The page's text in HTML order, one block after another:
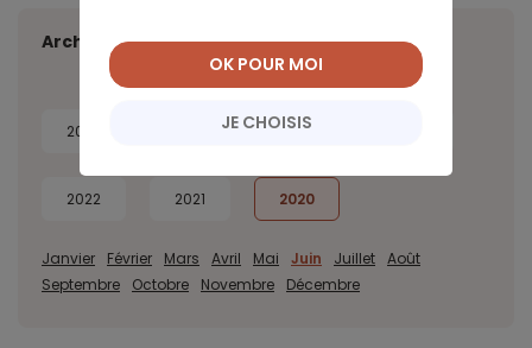
Archives
2026 2024
2022 2021 2020
Janvier Février Mars Avril Mai Juin Juillet Août
Septembre
Octobre Novembre Décembre
JE CHOISIS
OK POUR MOI